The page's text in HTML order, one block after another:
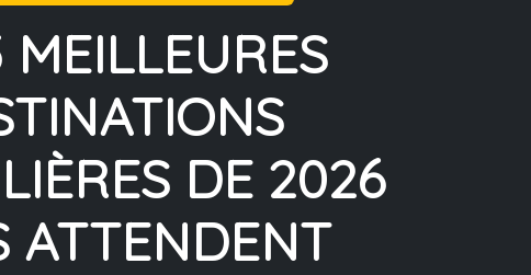
MEILLEURES
DE 2026
ATTENDENT